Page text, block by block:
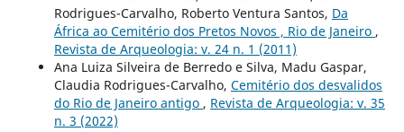
Rodrigues-Carvalho, Roberto Ventura Santos, Da
África ao Cemitério dos Pretos Novos , Rio de Janeiro ,
Revista de Arqueologia: v. 24 n. 1 (2011)
Ana Luiza Silveira de Berredo e Silva, Madu Gaspar,
Claudia Rodrigues-Carvalho, Cemitério dos desvalidos
do Rio de Janeiro antigo , Revista de Arqueologia: v. 35
n. 3 (2022)